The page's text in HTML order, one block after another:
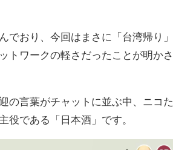
でおり、今回はまさに「台湾帰り」
トワークの軽さだったことが明かさ
の言葉がチャットに並ぶ中、ニコた
である「日本酒」です。